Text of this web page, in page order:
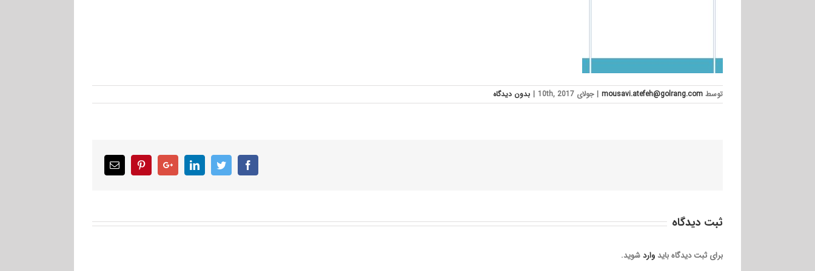
توسط mousavi.atefeh@golrang.com
| جولای 10th, 2017 | بدون ديدگاه
Facebook
Twitter
LinkedIn
Google+
Pinterest
Email
ثبت ديدگاه
برای ثبت دیدگاه باید واردشوید.